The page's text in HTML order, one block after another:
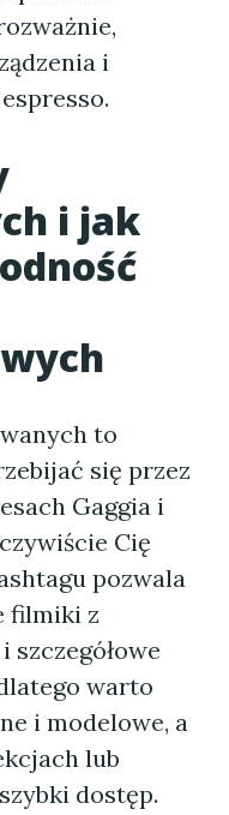
i
i jak
to
się przez
Gaggia i
Cię
pozwala
filmiki z
szczegółowe
warto
i modelowe, a
lub
dostęp.